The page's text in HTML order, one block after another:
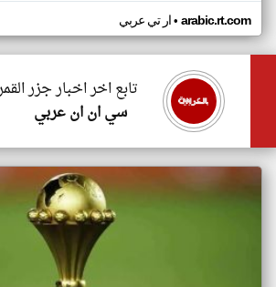
ار تي عربي• arabic.rt.com
تابع اخر اخبار جزر
سي ان ان عربي